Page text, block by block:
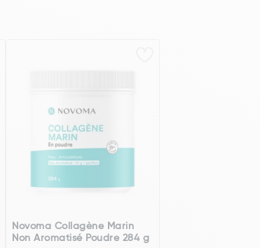
Novoma Collagène Marin
Non Aromatisé Poudre 284 g